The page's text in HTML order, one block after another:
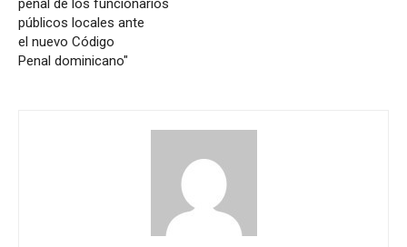
penal de los funcionarios
públicos locales ante
el nuevo Código
Penal dominicano"